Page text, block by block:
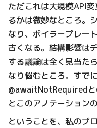
ただこれは大規模API
るかは微妙なところ。
なり、ボイラープレー
古くなる。結構影響は
する議論は全く見当た
なり悩むところ。すで
@awaitNotRequiredと
とこのアノテーション
ということを、私のプ